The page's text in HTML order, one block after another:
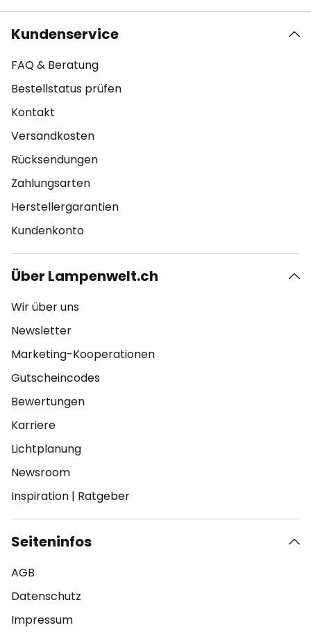
Kundenservice
FAQ & Beratung
Bestellstatus prüfen
Kontakt
Versandkosten
Rücksendungen
Zahlungsarten
Herstellergarantien
Kundenkonto
Über Lampenwelt.ch
Wir über uns
Newsletter
Marketing-Kooperationen
Gutscheincodes
Bewertungen
Karriere
Lichtplanung
Newsroom
Inspiration | Ratgeber
Seiteninfos
AGB
Datenschutz
Impressum